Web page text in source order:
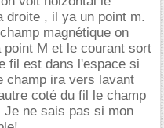
droite , il ya un point m.
magnétique on
point M et le courant sort
fil est dans l'espace si
champ ira vers lavant
coté du fil le champ
Je ne sais pas si mon